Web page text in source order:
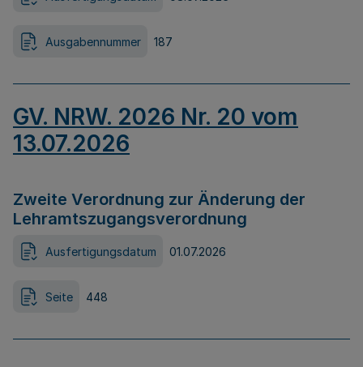
Ausgabennummer 187
GV. NRW. 2026 Nr. 20 vom
13.07.2026
Zweite Verordnung zur Änderung der
Lehramtszugangsverordnung
Ausfertigungsdatum 01.07.2026
Seite 448